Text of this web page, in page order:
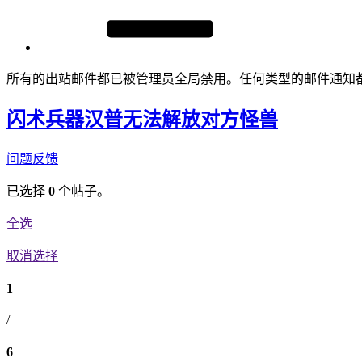
所有的出站邮件都已被管理员全局禁用。任何类型的邮件通知
闪术兵器汉普无法解放对方怪兽
问题反馈
已选择 0 个帖子。
全选
取消选择
1
/
6